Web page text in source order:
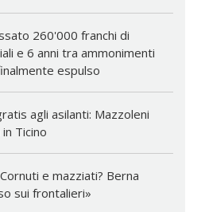
260'000 franchi di
e 6 anni tra ammonimenti
espulso
agli asilanti: Mazzoleni
Ticino
e mazziati? Berna
sui frontalieri»